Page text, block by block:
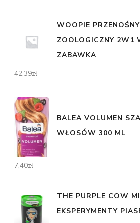
WOOPIE
ZOOLOGICZNY 2W1
ZABAWKA
42,39zł
BALEA VOLUMEN
WŁOSÓW 300 ML
7,40zł
THE PURPLE COW
EKSPERYMENTY